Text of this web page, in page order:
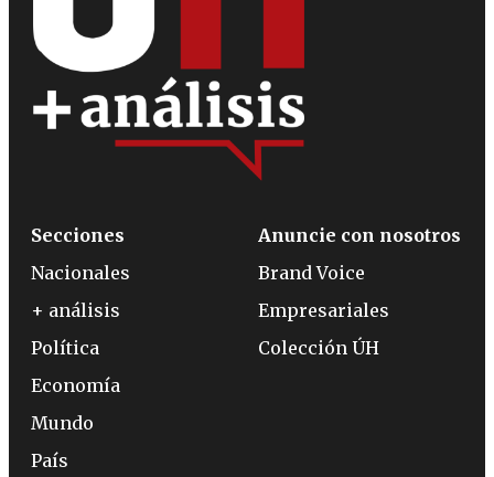
Secciones
Nacionales
+ análisis
Política
Economía
Mundo
País
Anuncie con nosotros
Brand Voice
Empresariales
Colección ÚH